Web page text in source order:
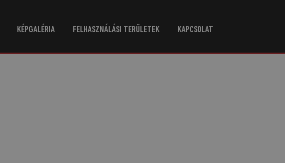
KÉPGALÉRIA FELHASZNÁLÁSI TERÜLETEK KAPCSOLAT